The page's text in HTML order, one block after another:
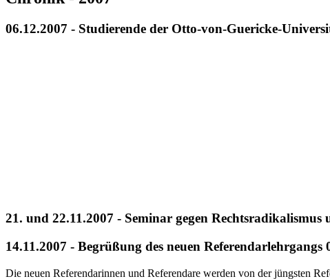
06.12.2007 - Studierende der Otto-von-Guericke-
21. und 22.11.2007 - Seminar gegen Rechtsradikalismus
14.11.2007 - Begrüßung des neuen
Die neuen Referendarinnen und Referendare werden von der jüngsten